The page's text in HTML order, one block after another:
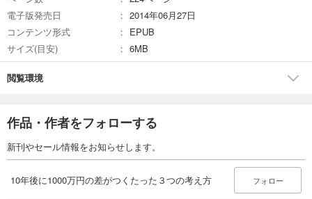
電子版発売日
2014年06月27日
コンテンツ形式
EPUB
サイズ(目安)
6MB
閲覧環境
作品・作者をフォローする
新刊やセール情報をお知らせします。
10年後に1000万円の差がつくたった３つの考え方 フォロー